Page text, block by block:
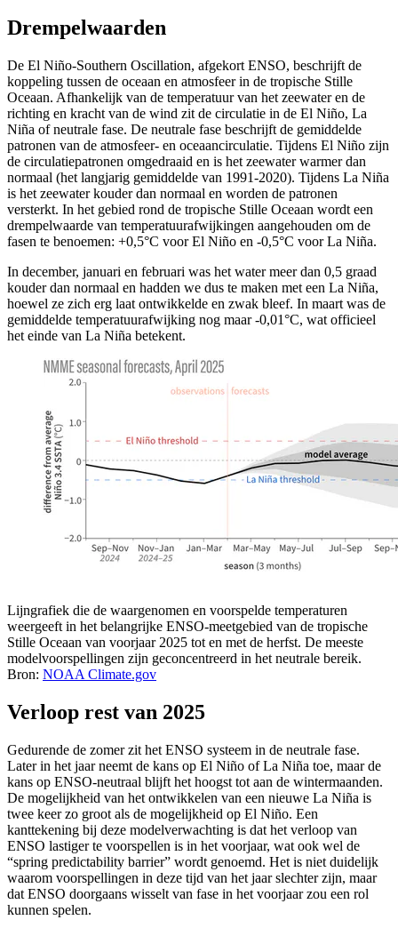
Drempelwaarden
De El Niño-Southern Oscillation, afgekort ENSO, beschrijft de
koppeling tussen de oceaan en atmosfeer in de tropische Stille
Oceaan. Afhankelijk van de temperatuur van het zeewater en de
richting en kracht van de wind zit de circulatie in de El Niño, La
Niña of neutrale fase. De neutrale fase beschrijft de gemiddelde
patronen van de atmosfeer- en oceaancirculatie. Tijdens El Niño zijn
de circulatiepatronen omgedraaid en is het zeewater warmer dan
normaal (het langjarig gemiddelde van 1991-2020). Tijdens La Niña
is het zeewater kouder dan normaal en worden de patronen
versterkt. In het gebied rond de tropische Stille Oceaan wordt een
drempelwaarde van temperatuurafwijkingen aangehouden om de
fasen te benoemen: +0,5°C voor El Niño en -0,5°C voor La Niña.
In december, januari en februari was het water meer dan 0,5 graad
kouder dan normaal en hadden we dus te maken met een La Niña,
hoewel ze zich erg laat ontwikkelde en zwak bleef. In maart was de
gemiddelde temperatuurafwijking nog maar -0,01°C, wat officieel
het einde van La Niña betekent.
Lijngrafiek die de waargenomen en voorspelde temperaturen
weergeeft in het belangrijke ENSO-meetgebied van de tropische
Stille Oceaan van voorjaar 2025 tot en met de herfst. De meeste
modelvoorspellingen zijn geconcentreerd in het neutrale bereik.
Bron: NOAA Climate.gov
Verloop rest van 2025
Gedurende de zomer zit het ENSO systeem in de neutrale fase.
Later in het jaar neemt de kans op El Niño of La Niña toe, maar de
kans op ENSO-neutraal blijft het hoogst tot aan de wintermaanden.
De mogelijkheid van het ontwikkelen van een nieuwe La Niña is
twee keer zo groot als de mogelijkheid op El Niño. Een
kanttekening bij deze modelverwachting is dat het verloop van
ENSO lastiger te voorspellen is in het voorjaar, wat ook wel de
“spring predictability barrier” wordt genoemd. Het is niet duidelijk
waarom voorspellingen in deze tijd van het jaar slechter zijn, maar
dat ENSO doorgaans wisselt van fase in het voorjaar zou een rol
kunnen spelen.